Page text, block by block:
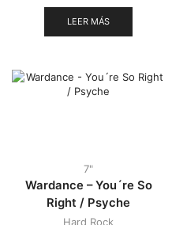
LEER MÁS
7"
Wardance – You´re So
Right / Psyche
Hard Rock